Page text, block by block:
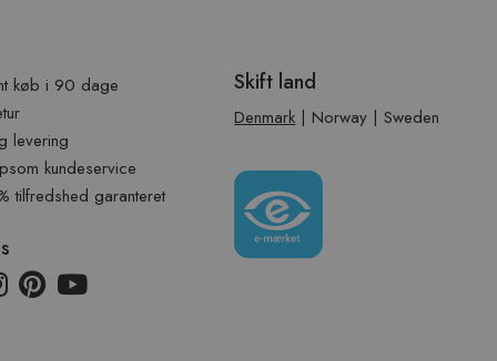
køb i 90 dage
levering
kundeservice
tilfredshed garanteret
Skift land
Denmark | Norway |Sweden